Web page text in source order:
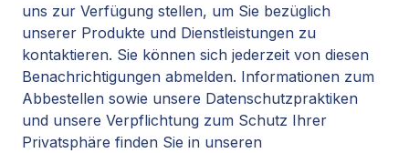
uns zur Verfügung stellen, um Sie bezüglich
unserer Produkte und Dienstleistungen zu
kontaktieren. Sie können sich jederzeit von diesen
Benachrichtigungen abmelden. Informationen zum
Abbestellen sowie unsere Datenschutzpraktiken
und unsere Verpflichtung zum Schutz Ihrer
Privatsphäre finden Sie in unseren